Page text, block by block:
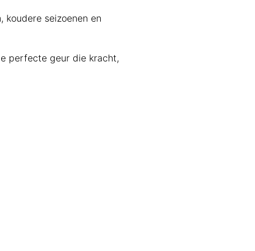
seizoenen en
perfecte geur die kracht,